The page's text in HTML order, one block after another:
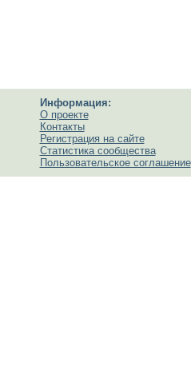
Информация:
О проекте
Контакты
Регистрация на сайте
Статистика сообщества
Пользовательское соглашение